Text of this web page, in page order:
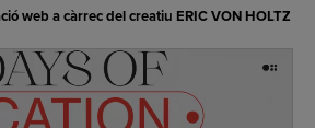
web a càrrec del creatiu ERIC VON HOLTZ